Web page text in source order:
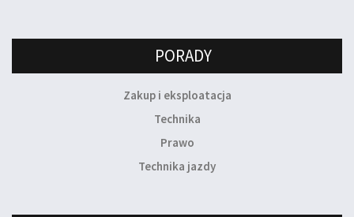
PORADY
Zakup i eksploatacja
Technika
Prawo
Technika jazdy